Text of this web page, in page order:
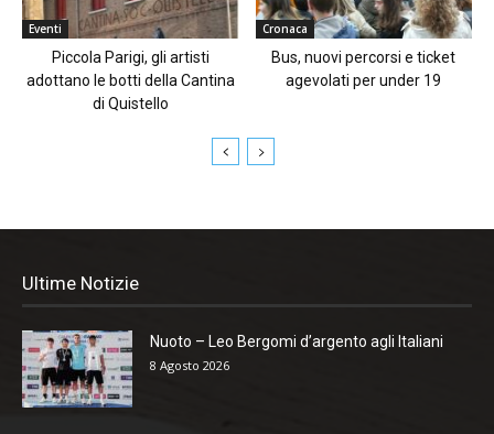
Eventi
Piccola Parigi, gli artisti
adottano le botti della Cantina
di Quistello
Cronaca
Bus, nuovi percorsi e ticket
agevolati per under 19
Ultime Notizie
Nuoto – Leo Bergomi d’argento agli Italiani
8 Agosto 2026